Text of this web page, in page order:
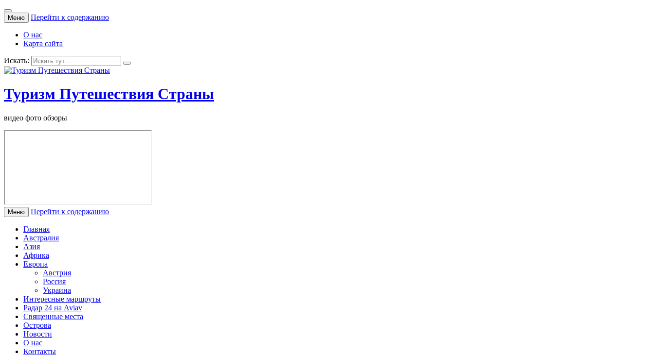
Меню Перейти к содержанию
О нас
Карта сайта
Искать:
Туризм Путешествия Страны
видео фото обзоры
Меню Перейти к содержанию
Главная
Австралия
Азия
Африка
Европа
Австрия
Россия
Украина
Интересные маршруты
Радар 24 на Aviav
Священные места
Острова
Новости
О нас
Контакты